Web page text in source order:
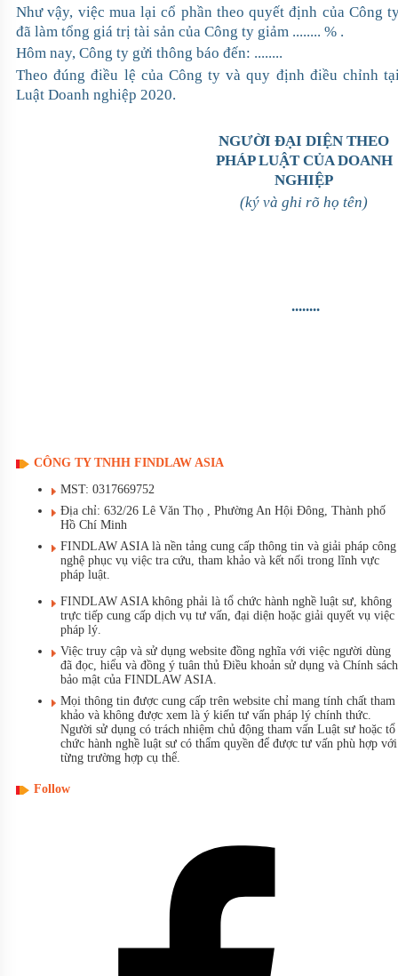
Như vậy, việc mua lại cổ phần theo quyết định của Công
đã làm tổng giá trị tài sản của Công ty giảm ........ % .
Hôm nay, Công ty gửi thông báo đến: ........
Theo đúng điều lệ của Công ty và quy định điều chỉnh
Luật Doanh nghiệp 2020.
NGƯỜI ĐẠI DIỆN THEO
PHÁP LUẬT CỦA DOANH
NGHIỆP
(ký và ghi rõ họ tên)
........
CÔNG TY TNHH FINDLAW ASIA
MST: 0317669752
Địa chỉ: 632/26 Lê Văn Thọ , Phường An Hội Đông, Thành phố
Hồ Chí Minh
FINDLAW ASIA là nền tảng cung cấp thông tin và giải pháp công
nghệ phục vụ việc tra cứu, tham khảo và kết nối trong lĩnh vực
pháp luật.
FINDLAW ASIA không phải là tổ chức hành nghề luật sư, không
trực tiếp cung cấp dịch vụ tư vấn, đại diện hoặc giải quyết vụ việc
pháp lý.
Việc truy cập và sử dụng website đồng nghĩa với việc người dùng
đã đọc, hiểu và đồng ý tuân thủ Điều khoản sử dụng và Chính sách
bảo mật của FINDLAW ASIA.
Mọi thông tin được cung cấp trên website chỉ mang tính chất tham
khảo và không được xem là ý kiến tư vấn pháp lý chính thức.
Người sử dụng có trách nhiệm chủ động tham vấn Luật sư hoặc tổ
chức hành nghề luật sư có thẩm quyền để được tư vấn phù hợp với
từng trường hợp cụ thể.
Follow